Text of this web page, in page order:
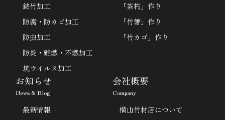
銘竹加工
防腐・防カビ加工
防虫加工
防炎・難燃・不燃加工
坑ウイルス加工
「茶杓」作り
「竹箸」作り
「竹カゴ」作り
お知らせ
News & Blog
最新情報
会社概要
Company
横山竹材店について